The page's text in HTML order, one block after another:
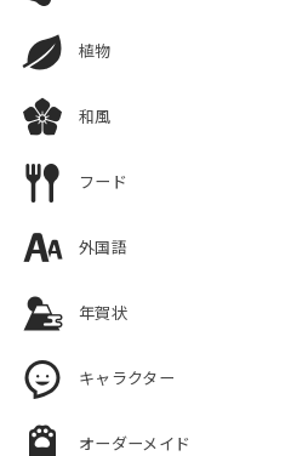
植物
和風
フード
外国語
年賀状
キャラクター
オーダーメイド